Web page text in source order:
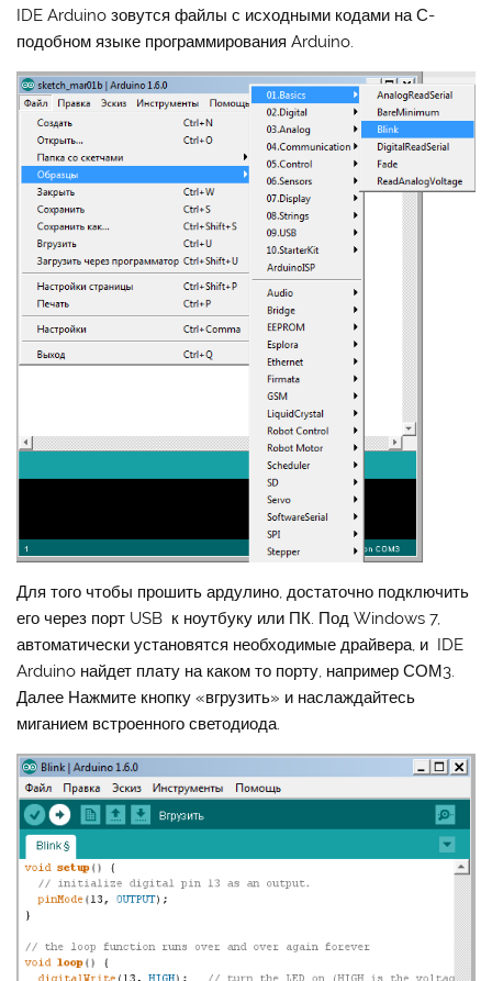
IDE Arduino зовутся файлы с исходными кодами на С-
подобном языке программирования Arduino.
Для того чтобы прошить ардулино, достаточно подключить
его через порт USB к ноутбуку или ПК. Под Windows 7,
автоматически установятся необходимые драйвера, и IDE
Arduino найдет плату на каком то порту, например СОМ3.
Далее Нажмите кнопку «вгрузить» и наслаждайтесь
миганием встроенного светодиода.